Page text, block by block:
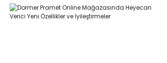
sağlayan firmaların başında Güney
Kesici Takım gelmektedir. Yüksek